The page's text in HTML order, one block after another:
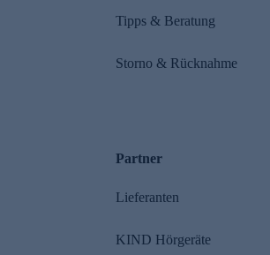
Tipps & Beratung
Storno & Rücknahme
Partner
Lieferanten
KIND Hörgeräte